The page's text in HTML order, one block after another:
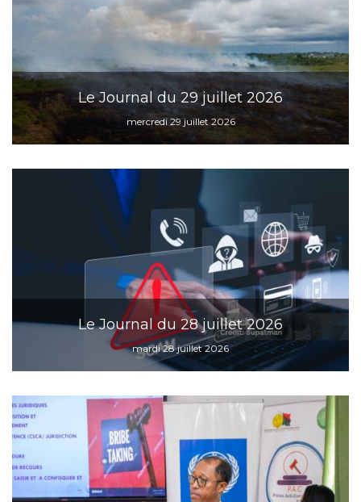
Le Journal du 29 juillet 2026
mercredi 29 juillet 2026
Le Journal du 28 juillet 2026
mardi 28 juillet 2026